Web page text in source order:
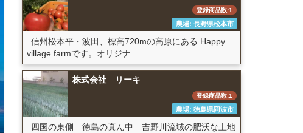
登録商品数:1
農場: 長野県松本市
信州松本平・波田、標高720mの高原にある Happy
village farmです。オリジナ...
株式会社 リーキ
登録商品数:1
農場: 徳島県阿波市
四国の東側 徳島の真ん中 吉野川流域の肥沃な土地